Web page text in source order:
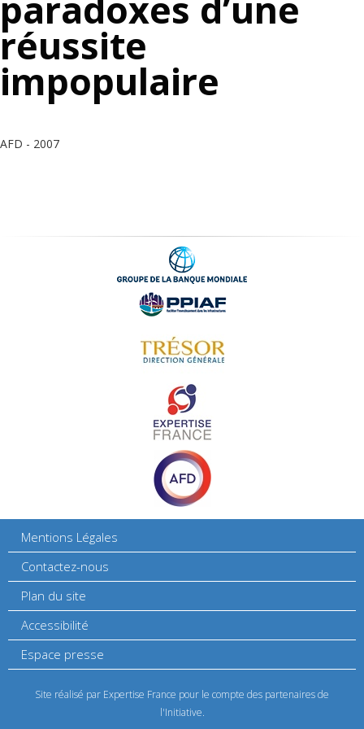
réussite
impopulaire
AFD - 2007
Mentions Légales
Contactez-nous
Plan du site
Accessibilité
Espace presse
Site réalisé par Expertise France pour le compte des partenaires de
l'Initiative.